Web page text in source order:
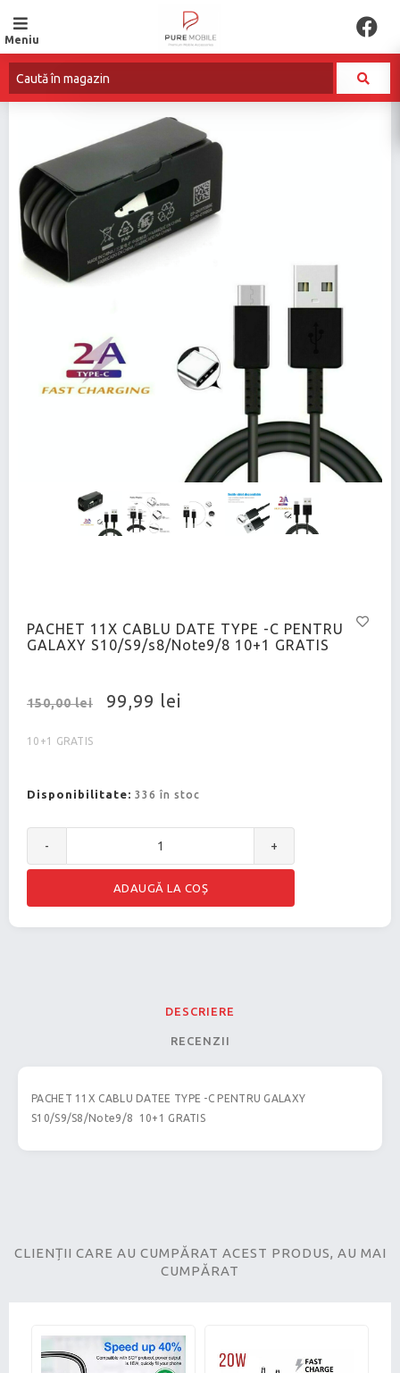
Meniu
PACHET 11X CABLU DATE TYPE -C PENTRU
GALAXY S10/S9/s8/Note9/8 10+1 GRATIS
150,00 lei 99,99 lei
10+1 GRATIS
Disponibilitate: 336 în stoc
- +
DESCRIERE
RECENZII
PACHET 11X CABLU DATEE TYPE -C PENTRU GALAXY
S10/S9/S8/Note9/8 10+1 GRATIS
CLIENȚII CARE AU CUMPĂRAT ACEST PRODUS, AU MAI
CUMPĂRAT